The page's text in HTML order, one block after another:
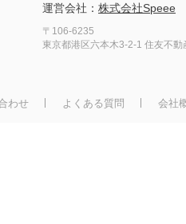
運営会社： 株式会社Speee
〒106-6235
東京都港区六本木3-2-1 住友不動
わせ よくある質問 会社